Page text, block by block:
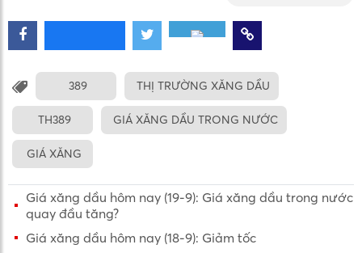
389 THỊ TRƯỜNG XĂNG DẦU
TH389 GIÁ XĂNG DẦU TRONG NƯỚC
GIÁ XĂNG
Giá xăng dầu hôm nay (19-9): Giá xăng dầu trong nước
quay đầu tăng?
Giá xăng dầu hôm nay (18-9): Giảm tốc